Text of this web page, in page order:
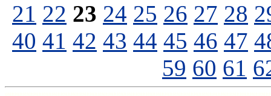
21 22 23 24 25 26 27 28
40 41 42 43 44 45 46 47
59 60 61